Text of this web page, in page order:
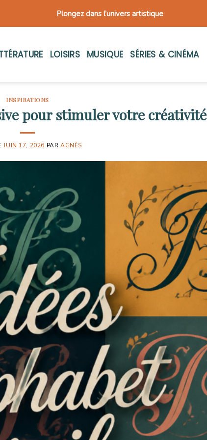
Plongez dans l’univers artistique
LOISIRS MUSIQUE SÉRIES & CINÉMA
INSPIRATIONS
pour stimuler votre créativité
JUIN 17, 2026 PARAGNÈS